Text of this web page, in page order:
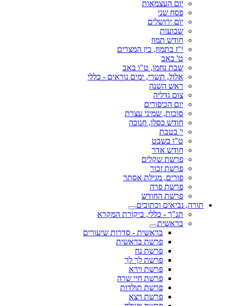
יום העצמאות
פסח שני
יום ירושלים
שבועות
חודש תמוז
י"ז בתמוז, בין המצרים
ט' באב
שבת נחמו, ט"ו באב
אלול, תשרי, ימים נוראים - כללי
ראש השנה
צום גדליה
יום הכיפורים
סוכות, שמיני עצרת
חודש כסלו, חנוכה
י' בטבת
ט"ו בשבט
חודש אדר
פרשת שקלים
פרשת זכור
פורים, מגילת אסתר
פרשת פרה
פרשת החודש
תורה, נביאים וכתובים
תנ"ך - כללי, ביקורת המקרא
בראשית
בראשית - סדרות שיעורים
פרשת בראשית
פרשת נח
פרשת לך לך
פרשת וירא
פרשת חיי שרה
פרשת תולדות
פרשת ויצא